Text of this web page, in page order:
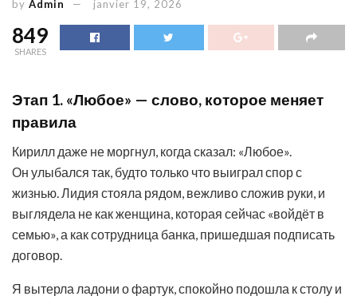
by Admin janvier 19, 2026
849
SHARES
Этап 1. «Любое» — слово, которое меняет
правила
Кирилл даже не моргнул, когда сказал: «Любое».
Он улыбался так, будто только что выиграл спор с
жизнью. Лидия стояла рядом, вежливо сложив руки, и
выглядела не как женщина, которая сейчас «войдёт в
семью», а как сотрудница банка, пришедшая подписать
договор.
Я вытерла ладони о фартук, спокойно подошла к столу и